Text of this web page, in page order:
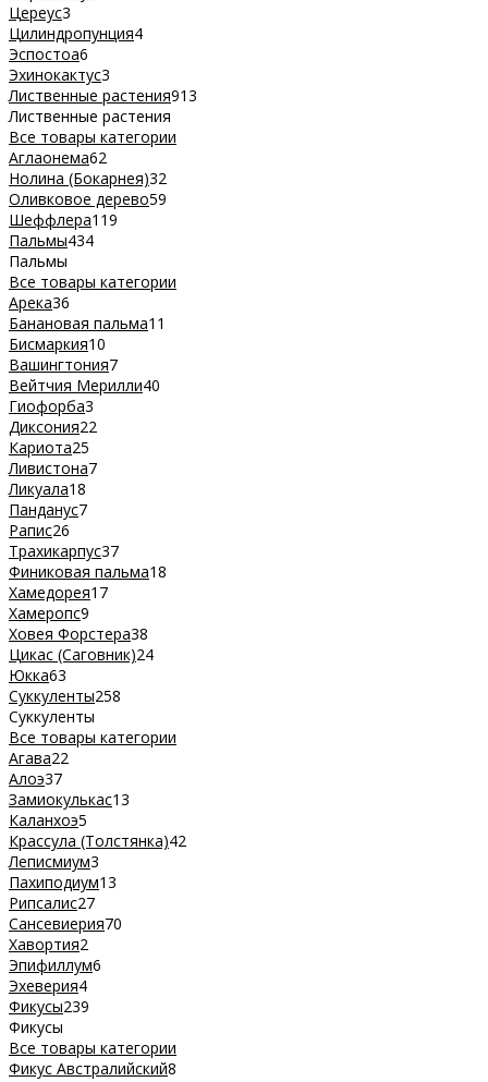
Цереус3
Цилиндропунция4
Эспостоа6
Эхинокактус3
Лиственные растения913
Лиственные растения
Все товары категории
Аглаонема62
Нолина (Бокарнея)32
Оливковое дерево59
Шеффлера119
Пальмы434
Пальмы
Все товары категории
Арека36
Банановая пальма11
Бисмаркия10
Вашингтония7
Вейтчия Мерилли40
Гиофорба3
Диксония22
Кариота25
Ливистона7
Ликуала18
Панданус7
Рапис26
Трахикарпус37
Финиковая пальма18
Хамедорея17
Хамеропс9
Ховея Форстера38
Цикас (Саговник)24
Юкка63
Суккуленты258
Суккуленты
Все товары категории
Агава22
Алоэ37
Замиокулькас13
Каланхоэ5
Крассула (Толстянка)42
Леписмиум3
Пахиподиум13
Рипсалис27
Сансевиерия70
Хавортия2
Эпифиллум6
Эхеверия4
Фикусы239
Фикусы
Все товары категории
Фикус Австралийский8